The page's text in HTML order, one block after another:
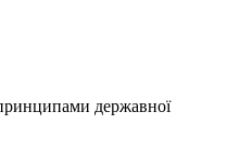
державної